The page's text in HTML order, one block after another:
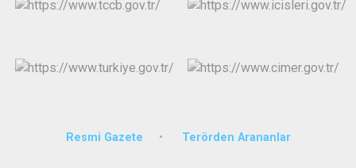
Resmi Gazete Terörden Arananlar